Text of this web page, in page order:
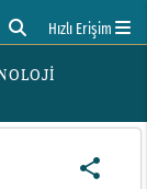
Hızlı Erişim
share